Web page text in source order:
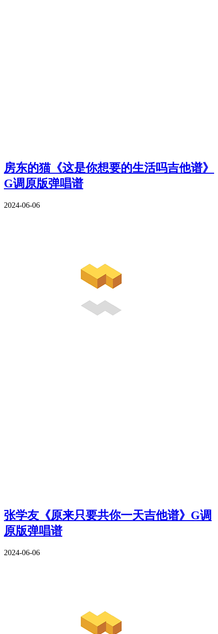
房东的猫《这是你想要的生活吗吉他谱》
G调原版弹唱谱
2024-06-06
张学友《原来只要共你一天吉他谱》G调
原版弹唱谱
2024-06-06